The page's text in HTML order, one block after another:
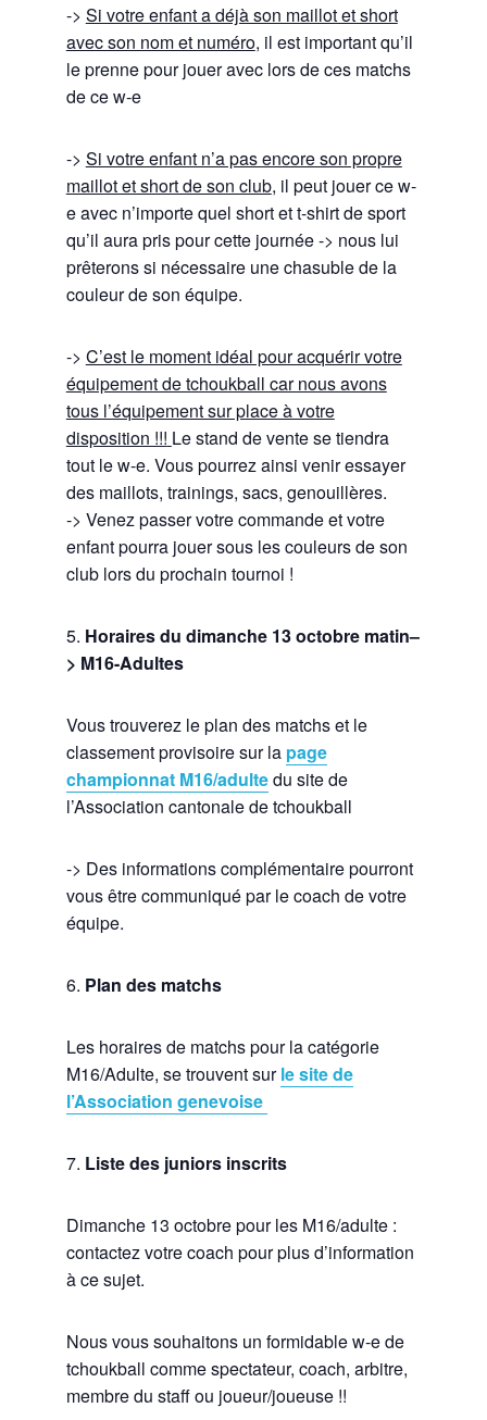
-> Si votre enfant a déjà son maillot et short
avec son nom et numéro, il est important qu’il
le prenne pour jouer avec lors de ces matchs
de ce w-e
-> Si votre enfant n’a pas encore son propre
maillot et short de son club, il peut jouer ce w-
e avec n’importe quel short et t-shirt de sport
qu’il aura pris pour cette journée -> nous lui
prêterons si nécessaire une chasuble de la
couleur de son équipe.
-> C’est le moment idéal pour acquérir votre
équipement de tchoukball car nous avons
tous l’équipement sur place à votre
disposition !!! Le stand de vente se tiendra
tout le w-e. Vous pourrez ainsi venir essayer
des maillots, trainings, sacs, genouillères.
-> Venez passer votre commande et votre
enfant pourra jouer sous les couleurs de son
club lors du prochain tournoi !
5. Horaires du dimanche 13 octobre matin–
> M16-Adultes
Vous trouverez le plan des matchs et le
classement provisoire sur la page
championnat M16/adultedu site de
l’Association cantonale de tchoukball
-> Des informations complémentaire pourront
vous être communiqué par le coach de votre
équipe.
6. Plan des matchs
Les horaires de matchs pour la catégorie
M16/Adulte, se trouvent surle site de
l’Association genevoise
7. Liste des juniors inscrits
Dimanche 13 octobre pour les M16/adulte :
contactez votre coach pour plus d’information
à ce sujet.
Nous vous souhaitons un formidable w-e de
tchoukball comme spectateur, coach, arbitre,
membre du staff ou joueur/joueuse !!